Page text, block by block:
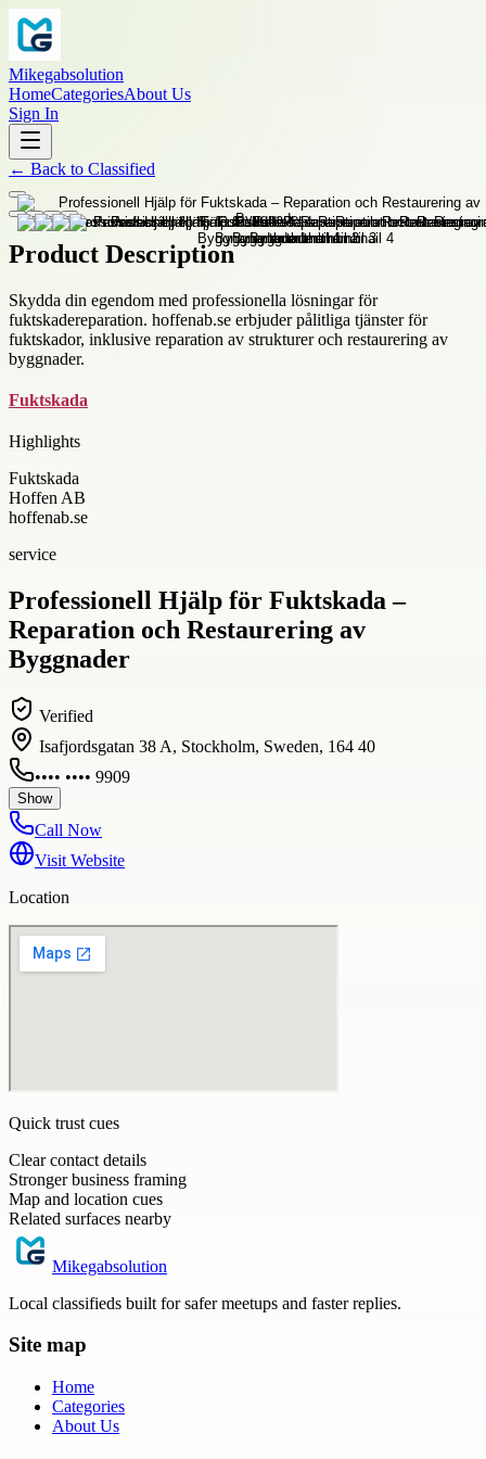
Mikegabsolution
HomeCategoriesAbout Us
Sign In
← Back to Classified
Product Description
Skydda din egendom med professionella lösningar för
fuktskadereparation. hoffenab.se erbjuder pålitliga tjänster för
fuktskador, inklusive reparation av strukturer och restaurering av
byggnader.
Fuktskada
Highlights
Fuktskada
Hoffen AB
hoffenab.se
service
Professionell Hjälp för Fuktskada –
Reparation och Restaurering av
Byggnader
Verified
Isafjordsgatan 38 A, Stockholm, Sweden, 164 40
•••• •••• 9909
Show
Call Now
Visit Website
Location
Quick trust cues
Clear contact details
Stronger business framing
Map and location cues
Related surfaces nearby
Mikegabsolution
Local classifieds built for safer meetups and faster replies.
Site map
Home
Categories
About Us